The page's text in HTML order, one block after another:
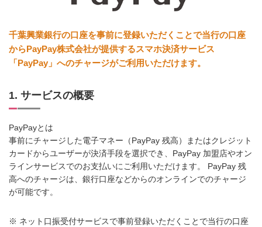
千葉興業銀行の口座を事前に登録いただくことで当行の口座
からPayPay株式会社が提供するスマホ決済サービス
「PayPay」へのチャージがご利用いただけます。
1. サービスの概要
PayPayとは
事前にチャージした電子マネー（PayPay 残高）またはクレジット
カードからユーザーが決済手段を選択でき、PayPay 加盟店やオン
ラインサービスでのお支払いにご利用いただけます。 PayPay 残
高へのチャージは、銀行口座などからのオンラインでのチャージ
が可能です。
※ ネット口振受付サービスで事前登録いただくことで当行の口座